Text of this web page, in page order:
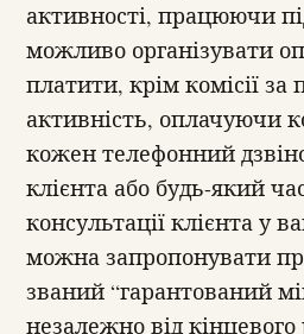
активності, працюючи
можливо організувати
платити, крім комісії
активність, оплачуючи
кожен телефонний
клієнта або будь-який
консультації клієнта у
можна запропонувати
званий “гарантований
незалежно від кінцевого